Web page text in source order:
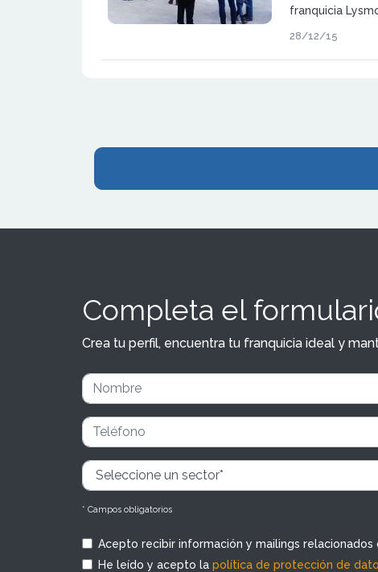
franquicia
reunido a más
28/12/15
Completa el
Crea tu perfil, encuentra tu franquicia ideal y
* Campos obligatorios
Acepto recibir información y mailings
He leído y acepto la política de protección de